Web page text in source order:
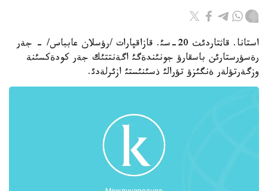
استانا. قاثتاردئث 20-سئ. قازاقپارات /رؤسلان عابباس/ - جةر
رةسؤرستارئن باسقارؤ جونئندةگئ اگةنتتئك جةر كودةكسئنة
وزگةرتؤلةر ةنگئزؤ تؤرالئ ذسئنئستئ ازئرلةدئ.